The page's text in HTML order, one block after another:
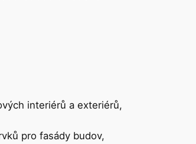
interiérů a exteriérů,
pro fasády budov,